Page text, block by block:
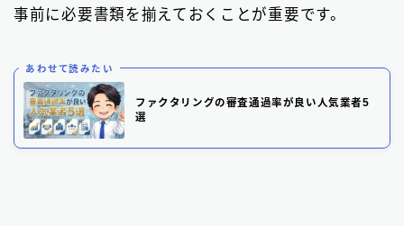
事前に必要書類を揃えておくことが重要です。
あわせて読みたい
ファクタリングの審査通過率が良い人気業者5
選